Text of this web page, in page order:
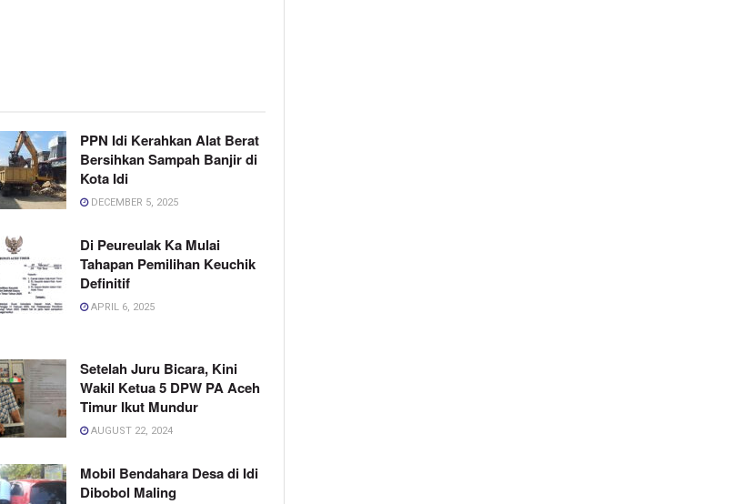
PPN Idi Kerahkan Alat Berat
Bersihkan Sampah Banjir di
Kota Idi
DECEMBER 5, 2025
Di Peureulak Ka Mulai
Tahapan Pemilihan Keuchik
Definitif
APRIL 6, 2025
Setelah Juru Bicara, Kini
Wakil Ketua 5 DPW PA Aceh
Timur Ikut Mundur
AUGUST 22, 2024
Mobil Bendahara Desa di Idi
Dibobol Maling